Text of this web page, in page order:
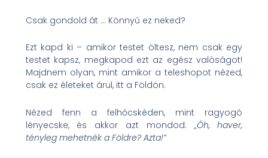
Csak gondold át … Könnyű ez neked?
Ezt kapd ki – amikor testet öltesz, nem csak egy
testet kapsz, megkapod ezt az egész valóságot!
Majdnem olyan, mint amikor a teleshopot nézed,
csak ez életeket árul, itt a Földön.
Nézed fenn a felhőcskéden, mint ragyogó
lényecske, és akkor azt mondod: „Óh, haver,
tényleg mehetnék a Földre? Azta!”